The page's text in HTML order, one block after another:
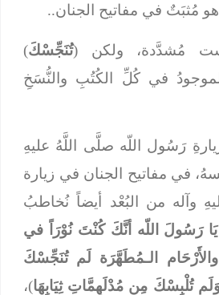
هو مُثبَتٌ في مفاتيح الجنان..
مُشدَّدة، ولكن ( تُنَجِّسْكَ)
في كُلِّ الكُتُبِ والنُّسَخِ
رَسُول اللّه صلَّى اللَّهُ عليهِ
في مفاتيح الجنان في زيارة
وآله من البُعْد أيضاً نُخاطبُ
رَسُولَ اللّه أنَّكَ كُنْتَ نُوْرَاً في
الـمُطَهَّرَة لَم تُنَجِّسْكَ
وَلَم تُلْبِسْكَ مِن مُدْلَهِمَّاتِ ثِيَابِهَا)،